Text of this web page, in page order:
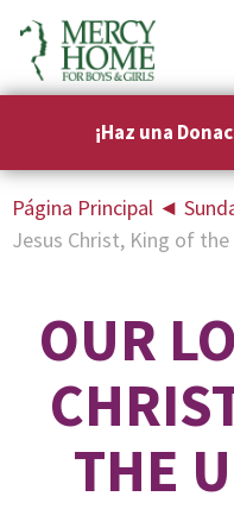
¡Haz una
Página Principal ◄
Jesus Christ, King of the
OUR
THE